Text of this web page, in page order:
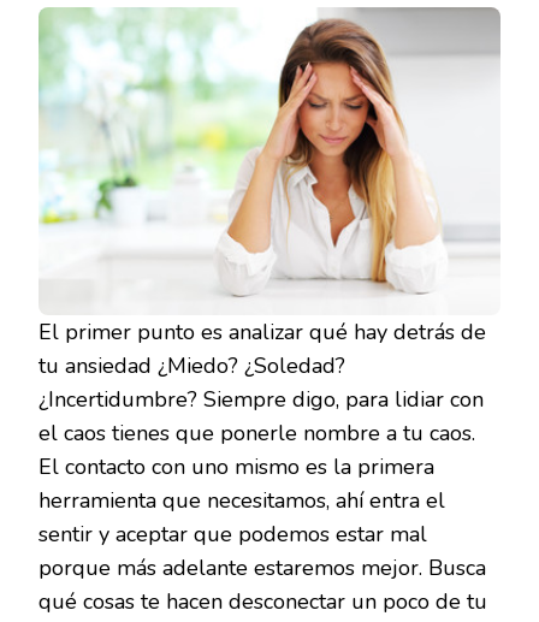
El primer punto es analizar qué hay detrás de
tu ansiedad ¿Miedo? ¿Soledad?
¿Incertidumbre? Siempre digo, para lidiar con
el caos tienes que ponerle nombre a tu caos.
El contacto con uno mismo es la primera
herramienta que necesitamos, ahí entra el
sentir y aceptar que podemos estar mal
porque más adelante estaremos mejor. Busca
qué cosas te hacen desconectar un poco de tu